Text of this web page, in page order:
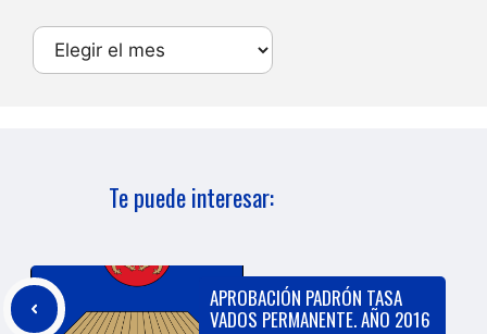
Archivos
Te puede interesar:
APROBACIÓN PADRÓN TASA
VADOS PERMANENTE. AÑO 2016